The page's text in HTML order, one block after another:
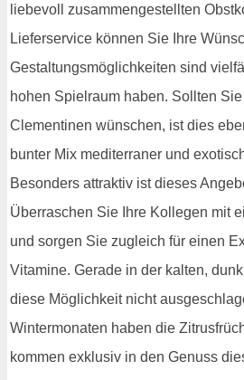
liebevoll zusammengestellten
Lieferservice können Sie Ihre
Gestaltungsmöglichkeiten sind
hohen Spielraum haben. Sollten
Clementinen wünschen, ist dies
bunter Mix mediterraner und
Besonders attraktiv ist dieses
Überraschen Sie Ihre Kollegen mit
und sorgen Sie zugleich für einen
Vitamine. Gerade in der kalten,
diese Möglichkeit nicht
Wintermonaten haben die
kommen exklusiv in den Genuss